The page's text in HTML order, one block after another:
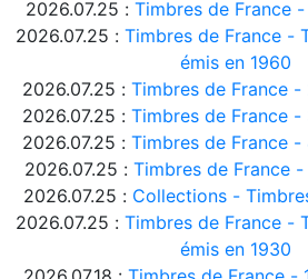
2026.07.25 : Timbres de France
2026.07.25 : Timbres de France -
émis en 1960
2026.07.25 : Timbres de France
2026.07.25 : Timbres de France
2026.07.25 : Timbres de France
2026.07.25 : Timbres de France
2026.07.25 : Collections -
2026.07.25 : Timbres de France -
émis en 1930